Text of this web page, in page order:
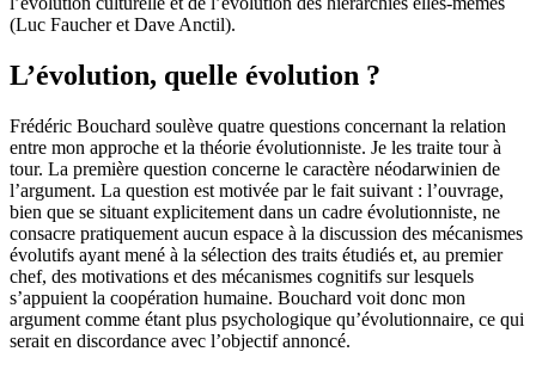
(Luc Faucher et Dave Anctil).
L’évolution, quelle évolution ?
Frédéric Bouchard soulève quatre questions concernant la relation
entre mon approche et la théorie évolutionniste. Je les traite tour à
tour. La première question concerne le caractère néodarwinien de
l’argument. La question est motivée par le fait suivant : l’ouvrage,
bien que se situant explicitement dans un cadre évolutionniste, ne
consacre pratiquement aucun espace à la discussion des mécanismes
évolutifs ayant mené à la sélection des traits étudiés et, au premier
chef, des motivations et des mécanismes cognitifs sur lesquels
s’appuient la coopération humaine. Bouchard voit donc mon
argument comme étant plus psychologique qu’évolutionnaire, ce qui
serait en discordance avec l’objectif annoncé.